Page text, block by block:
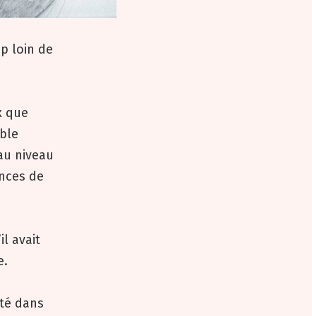
loin de
que
niveau
de
avait
dans